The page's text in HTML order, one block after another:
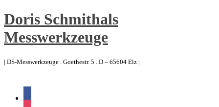
Doris Schmithals
Messwerkzeuge
| DS-Messwerkzeuge . Goethestr. 5 . D – 65604 Elz |